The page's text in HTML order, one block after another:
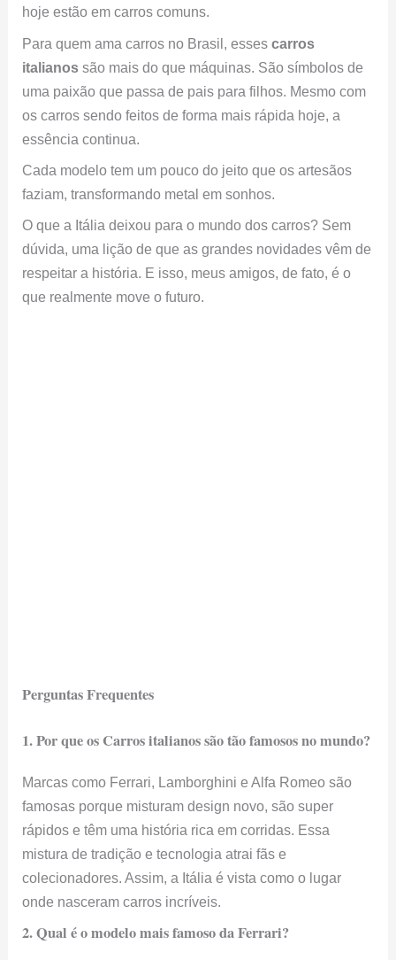
hoje estão em carros comuns.
Para quem ama carros no Brasil, essescarros
italianos são mais do que máquinas. São símbolos de
uma paixão que passa de pais para filhos. Mesmo com
os carros sendo feitos de forma mais rápida hoje, a
essência continua.
Cada modelo tem um pouco do jeito que os artesãos
faziam, transformando metal em sonhos.
O que a Itália deixou para o mundo dos carros? Sem
dúvida, uma lição de que as grandes novidades vêm de
respeitar a história. E isso, meus amigos, de fato, é o
que realmente move o futuro.
Perguntas Frequentes
1. Por que os Carros italianos são tão famosos no mundo?
Marcas como Ferrari, Lamborghini e Alfa Romeo são
famosas porque misturam design novo, são super
rápidos e têm uma história rica em corridas. Essa
mistura de tradição e tecnologia atrai fãs e
colecionadores. Assim, a Itália é vista como o lugar
onde nasceram carros incríveis.
2. Qual é o modelo mais famoso da Ferrari?